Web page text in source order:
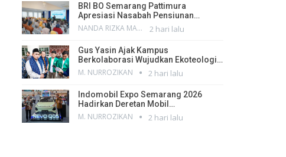
BRI BO Semarang Pattimura
Apresiasi Nasabah Pensiunan…
NANDA RIZKA MAHENDRA 2 hari lalu
Gus Yasin Ajak Kampus
Berkolaborasi Wujudkan Ekoteologi…
M. NURROZIKAN 2 hari lalu
Indomobil Expo Semarang 2026
Hadirkan Deretan Mobil…
M. NURROZIKAN 2 hari lalu